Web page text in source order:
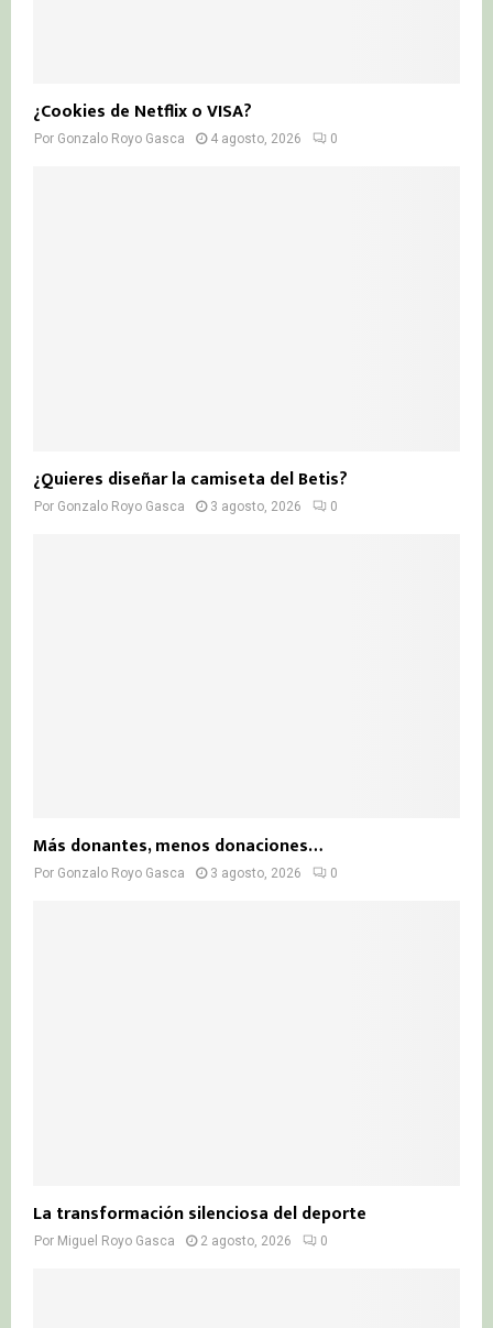
¿Cookies de Netflix o VISA?
Por Gonzalo Royo Gasca 4 agosto, 2026 0
¿Quieres diseñar la camiseta del Betis?
Por Gonzalo Royo Gasca 3 agosto, 2026 0
Más donantes, menos donaciones…
Por Gonzalo Royo Gasca 3 agosto, 2026 0
La transformación silenciosa del deporte
Por Miguel Royo Gasca 2 agosto, 2026 0